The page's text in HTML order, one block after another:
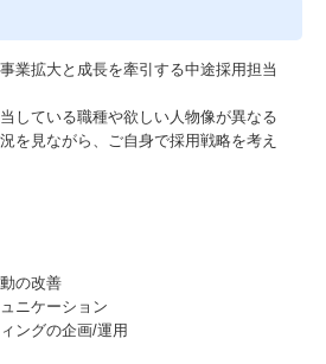
業拡大と成長を牽引する中途採用担当
している職種や欲しい人物像が異なる
を見ながら、ご自身で採用戦略を考え
の改善
ニケーション
ングの企画/運用